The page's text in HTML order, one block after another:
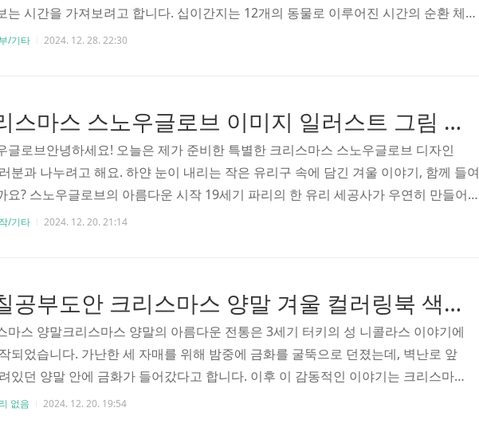
는 시간을 가져보려고 합니다. 십이간지는 12개의 동물로 이루어진 시간의 순환 체계
돌아가며 그 해의 상징이 됩니다. 이 체계는 단순한 동물의 나열이 아닌, 우리 선조
- 악귀를 물리치는 수호신..
/기타 2024. 12. 28. 22:30
크리스마스 스노우글로브 이미지 일러스트 그림 유아 어르신 노인 시니어 인지프로그램 치매예방 활동지 무료
글로브안녕하세요! 오늘은 제가 준비한 특별한 크리스마스 스노우글로브 디자인
분과 나누려고 해요. 하얀 눈이 내리는 작은 유리구 속에 담긴 겨울 이야기, 함께 들여
요? 스노우글로브의 아름다운 시작 19세기 파리의 한 유리 세공사가 우연히 만들어
우글로브는, 시간이 흐르며 크리스마스를 상징하는 소중한 장식품이 되었어요. 유리
설레는 기차역, 동물들의 파티, 천사들의 성가대까지... 각각의 장면이 담고 있는 이야
크리스마스..
/기타 2024. 12. 20. 21:14
색칠공부도안 크리스마스 양말 겨울 컬러링북 색칠하기 색칠공부 유아 어르신 노인 시니어 인지프로그램 치매예방 활동지 무료
마스 양말크리스마스 양말의 아름다운 전통은 3세기 터키의 성 니콜라스 이야기에
되었습니다. 가난한 세 자매를 위해 밤중에 금화를 굴뚝으로 던졌는데, 벽난로 앞
있던 양말 안에 금화가 들어갔다고 합니다. 이후 이 감동적인 이야기는 크리스마
전통의 시초가 되어, 오늘날까지 전 세계 어린이들이 크리스마스 이브에 양말을 걸
없음 2024. 12. 20. 19:54